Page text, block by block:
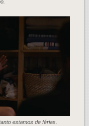
estamos de férias.